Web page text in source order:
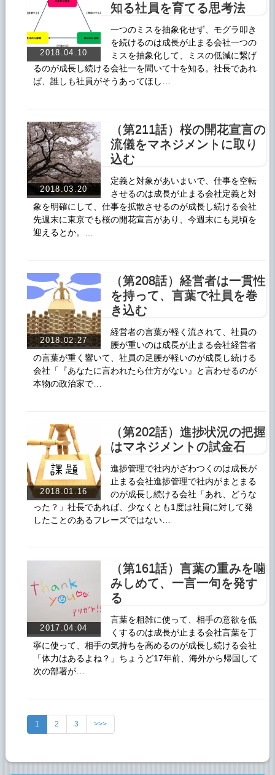
2018.04.10
知る社員を育てる思考法
一つのミスを抽象化せず、モグラ叩き
を続けるのは成長が止まる会社一つの
ミスを抽象化して、ミスの低減に繋げ
るのが成長し続ける会社一を聞いて十を知る。社長であれ
ば、誰しも社員がそうあってほし…
2018.03.20
（第211話）桜の開花宣言の
流儀をマネジメントに取り
込む
定義と対象があいまいで、仕事を空転
させるのは成長が止まる会社定義と対
象を明確にして、仕事を拡散させるのが成長し続ける会社
先週末に東京でも桜の開花宣言があり、今週末にも見頃を
迎えるとか。…
2018.02.27
（第208話）経営者は一貫性
を持って、言葉で社員を巻
き込む
経営者の言葉が軽く流されて、社員の
腰が重いのは成長が止まる会社経営者
の言葉が重く響いて、社員の足腰が軽いのが成長し続ける
会社「『あなたに言われたら仕方がない』と言わせるのが
本物の政治家で…
2018.01.16
（第202話）進捗状況の把握
はマネジメントの試金石
進捗管理で社内がざわつくのは成長が
止まる会社進捗管理で社内がまとまる
のが成長し続ける会社「あれ、どうな
った？」社長であれば、少なくとも1度は社員に対して発
したことのあるフレーズではない…
2017.04.04
（第161話）言葉の重みを噛
みしめて、一言一句を発す
る
言葉を粗雑に使って、相手の意欲を低
くするのは成長が止まる会社言葉を丁
寧に使って、相手の気持ちを高めるのが成長し続ける会社
「体力はあるよね？」ちょうど17年前、海外から帰国して
次の部署が…
1 2 3 >>>